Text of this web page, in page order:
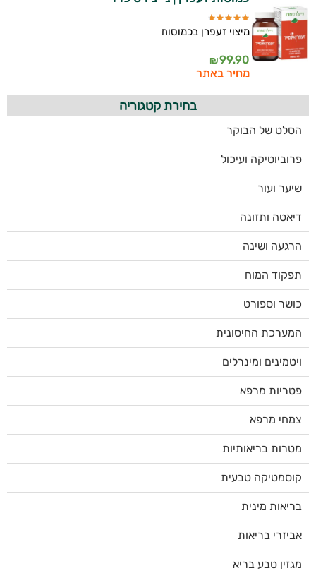
מיצוי זעפרן בכמוסות
99.90
₪
מחיר באתר
בחירת קטגוריה
הסלט של הבוקר
פרוביוטיקה ועיכול
שיער ועור
דיאטה ותזונה
הרגעה ושינה
תפקוד המוח
כושר וספורט
המערכת החיסונית
ויטמינים ומינרלים
פטריות מרפא
צמחי מרפא
מטרות בריאותיות
קוסמטיקה טבעית
בריאות מינית
אביזרי בריאות
מגזין טבע בריא